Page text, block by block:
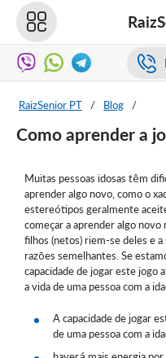
RaizSenior PT / Blog /
Como aprender a
Muitas pessoas idosas têm
aprender algo novo, como o
estereótipos geralmente
começar a aprender algo novo
filhos (netos) riem-se deles e
razões semelhantes. Se
capacidade de jogar este
a vida de uma pessoa com a
A capacidade de jogar
de uma pessoa com a